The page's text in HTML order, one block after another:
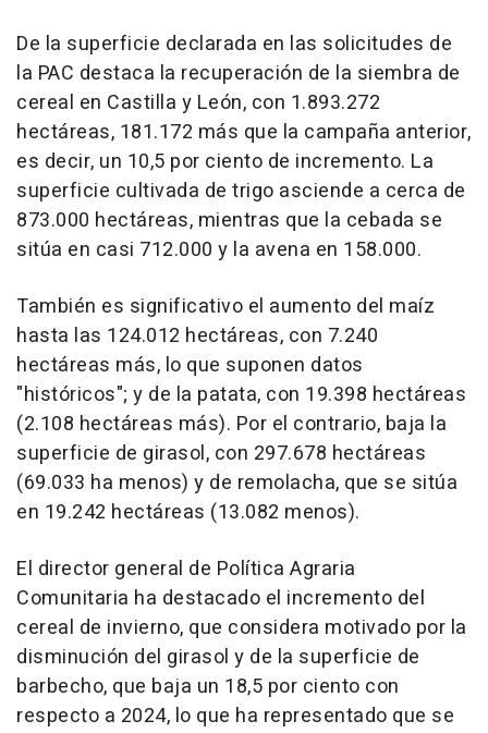
De la superficie declarada en las solicitudes de
la PAC destaca la recuperación de la siembra de
cereal en Castilla y León, con 1.893.272
hectáreas, 181.172 más que la campaña anterior,
es decir, un 10,5 por ciento de incremento. La
superficie cultivada de trigo asciende a cerca de
873.000 hectáreas, mientras que la cebada se
sitúa en casi 712.000 y la avena en 158.000.
También es significativo el aumento del maíz
hasta las 124.012 hectáreas, con 7.240
hectáreas más, lo que suponen datos
"históricos"; y de la patata, con 19.398 hectáreas
(2.108 hectáreas más). Por el contrario, baja la
superficie de girasol, con 297.678 hectáreas
(69.033 ha menos) y de remolacha, que se sitúa
en 19.242 hectáreas (13.082 menos).
El director general de Política Agraria
Comunitaria ha destacado el incremento del
cereal de invierno, que considera motivado por la
disminución del girasol y de la superficie de
barbecho, que baja un 18,5 por ciento con
respecto a 2024, lo que ha representado que se